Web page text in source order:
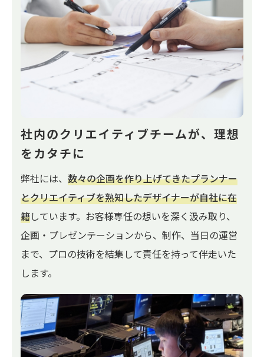
社内のクリエイティブチームが、 理想
をカタチに
弊社には、 数々の企画を作り上げてきたプランナー
とクリエイティブを熟知したデザイナーが自社に在
籍しています。お客様専任の想いを深く汲み取り、
企画・プレゼンテーションから、制作、当日の運営
まで、プロの技術を結集して責任を持って伴走いた
します。